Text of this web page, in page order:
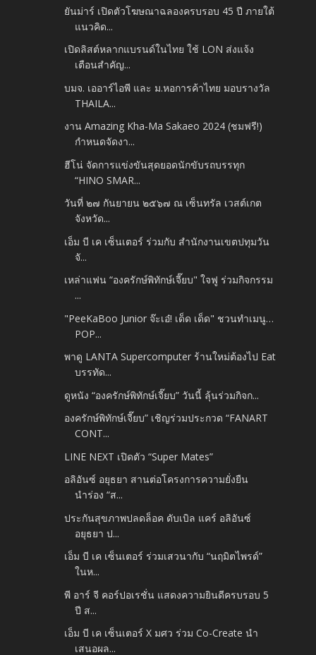
ยันม่าร์ เปิดตัวโฆษณาฉลองครบรอบ 45 ปี ภายใต้
แนวคิด...
เปิดลิสต์หลากแบรนด์ในไทย ใช้ LON ส่งแจ้ง
เตือนสำคัญ...
บมจ. เออาร์ไอพี และ ม.หอการค้าไทย มอบรางวัล
THAILA...
งาน Amazing Kha-Ma Sakaeo 2024 (ชมฟรี!)
กำหนดจัดงา...
ฮีโน่ จัดการแข่งขันสุดยอดนักขับรถบรรทุก
“HINO SMAR...
วันที่ ๒๗ กันยายน ๒๕๖๗ ณ เซ็นทรัล เวสต์เกต
จังหวัด...
เอ็ม บี เค เซ็นเตอร์ ร่วมกับ สำนักงานเขตปทุมวัน
จั...
เหล่าแฟน “องครักษ์พิทักษ์เจี๊ยบ" ใจฟู ร่วมกิจกรรม
...
"PeeKaBoo Junior จ๊ะเอ๋! เด็ด เด็ด" ชวนทำเมนู…
POP...
พาดู LANTA Supercomputer ร้านใหม่ต้องไป Eat
บรรทัด...
ดูหนัง “องครักษ์พิทักษ์เจี๊ยบ” วันนี้ ลุ้นร่วมกิจก...
องครักษ์พิทักษ์เจี๊ยบ” เชิญร่วมประกวด “FANART
CONT...
LINE NEXT เปิดตัว “Super Mates”
อลิอันซ์ อยุธยา สานต่อโครงการความยั่งยืน
นำร่อง “ส...
ประกันสุขภาพปลดล็อค ดับเบิล แคร์ อลิอันซ์
อยุธยา ป...
เอ็ม บี เค เซ็นเตอร์ ร่วมเสวนากับ “นฤมิตไพรด์”
ในห...
พี อาร์ จี คอร์ปอเรชั่น แสดงความยินดีครบรอบ 5
ปี ส...
เอ็ม บี เค เซ็นเตอร์ X มศว ร่วม Co-Create นำ
เสนอผล...